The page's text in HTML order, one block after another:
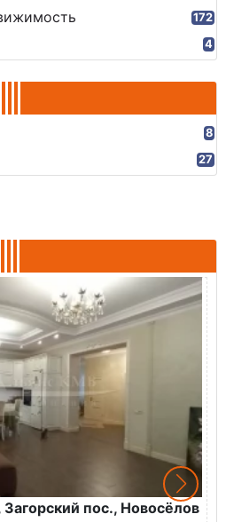
172
4
8
27
пос., Новосёлов